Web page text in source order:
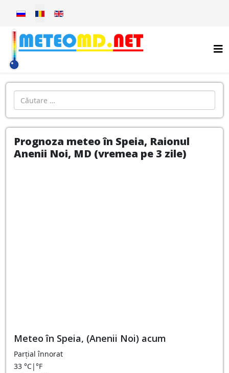
Selectați limba dvs
Introdu localitatea:
Prognoza meteo în Speia, Raionul
Anenii Noi, MD (vremea pe 3 zile)
Meteo în Speia, (Anenii Noi) acum
Parțial înnorat
33 °C|°F